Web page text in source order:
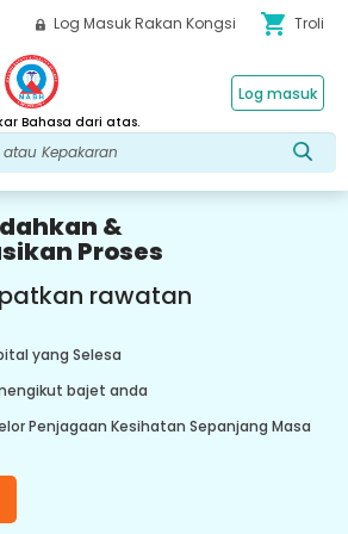
Log Masuk Rakan Kongsi shopping_cart Troli
Bahasa dari atas.
Log masuk
&
Proses
rawatan
yang Selesa
bajet anda
Penjagaan Kesihatan Sepanjang Masa